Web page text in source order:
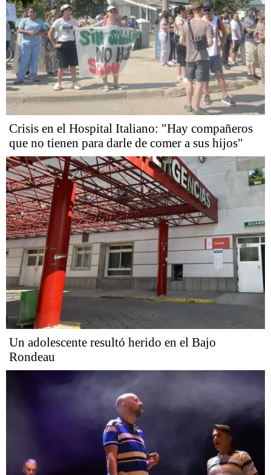
Crisis en el Hospital Italiano: "Hay compañeros
que no tienen para darle de comer a sus hijos"
Un adolescente resultó herido en el Bajo
Rondeau